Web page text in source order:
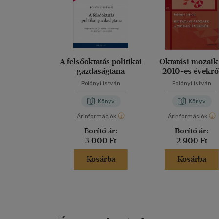
A felsőoktatás politikai
gazdaságtana
Polónyi István
Könyv
Árinformációk
Borító ár:
3 000 Ft
Kosárba
Oktatási mozaik
2010-es
Polónyi István
Könyv
Árinformációk
Borító ár:
2 900 Ft
Kosárba